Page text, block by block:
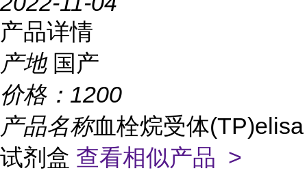
产品详情
产地 国产
价格： 1200
产品名称血栓烷受体(TP)elisa
试剂盒 查看相似产品 >